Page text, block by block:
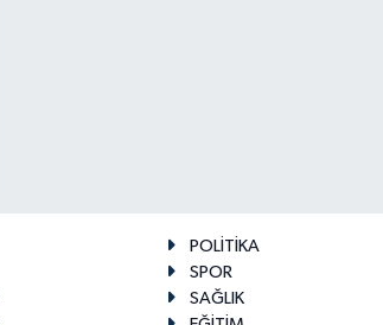
POLİTİKA
SPOR
SAĞLIK